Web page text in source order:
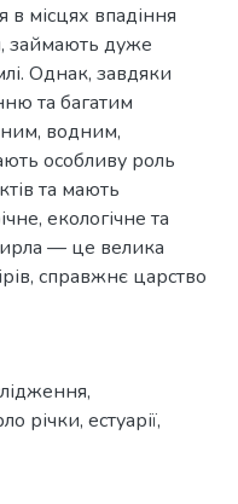
в місцях впадіння
займають дуже
Однак, завдяки
та багатим
водним,
особливу роль
та мають
екологічне та
— це велика
справжнє царство
,
річки, естуарії,